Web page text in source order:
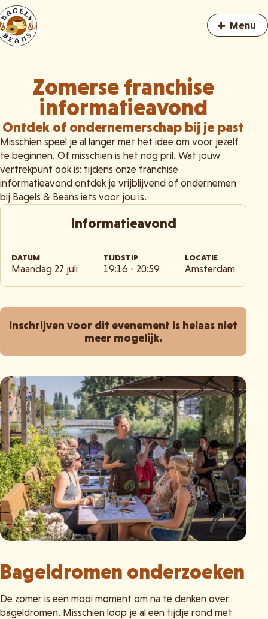
+ Menu
Zomerse franchise
informatieavond
Ontdek of ondernemerschap bij je past
Misschien speel je al langer met het idee om voor jezelf
te beginnen. Of misschien is het nog pril. Wat jouw
vertrekpunt ook is: tijdens onze franchise
informatieavond ontdek je vrijblijvend of ondernemen
bij Bagels & Beans iets voor jou is.
Informatieavond
DATUM
Maandag 27 juli
TIJDSTIP
19:16 - 20:59
LOCATIE
Amsterdam
Inschrijven voor dit evenement is helaas niet
meer mogelijk.
Bageldromen onderzoeken
De zomer is een mooi moment om na te denken over
bageldromen. Misschien loop je al een tijdje rond met